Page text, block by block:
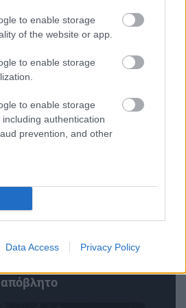
to enable storage
of the website or app.
to enable storage
to enable storage
authentication
prevention, and other
Data Access Privacy Policy
πολλοί νομίζουν ότι
– Το εμφανίζουν